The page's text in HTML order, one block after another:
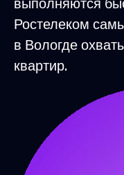
выполняются
Ростелеком
в Вологде
квартир.